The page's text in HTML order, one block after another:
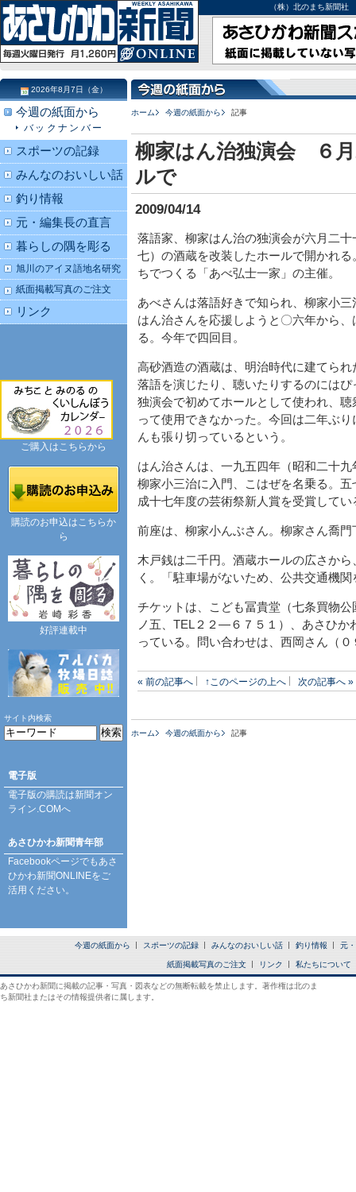
（株）北のまち新聞
ホーム 今週の紙面から 記事
柳家はん治独演会 ６
ルで
2009/04/14
落語家、柳家はん治の独演会が六月二
七）の酒蔵を改装したホールで開かれ
ちでつくる「あべ弘士一家」の主催。
あべさんは落語好きで知られ、柳家小
はん治さんを応援しようと〇六年から
る。今年で四回目。
高砂酒造の酒蔵は、明治時代に建てら
落語を演じたり、聴いたりするのには
独演会で初めてホールとして使われ、
って使用できなかった。今回は二年ぶ
んも張り切っているという。
はん治さんは、一九五四年（昭和二十
柳家小三治に入門、こはぜを名乗る。
成十七年度の芸術祭新人賞を受賞して
前座は、柳家小んぶさん。柳家さん喬門
木戸銭は二千円。酒蔵ホールの広さか
く。「駐車場がないため、公共交通機
チケットは、こども冨貴堂（七条買物
ノ五、TEL２２―６７５１）、あさひ
っている。問い合わせは、西岡さん（
« 前の記事へ ↑このページの上へ 次の記事へ »
ホーム 今週の紙面から 記事
2026年8月7日（金）
今週の紙面から
バックナンバー
スポーツの記録
みんなのおいしい話
釣り情報
元・編集長の直言
暮らしの隅を彫る
旭川のアイヌ語地名研究
紙面掲載写真のご注文
リンク
ご購入はこちらから
購読のお申込はこちらか
ら
好評連載中
サイト内検索
電子版
電子版の購読は新聞オン
ライン.COMへ
あさひかわ新聞青年部
Facebookページでもあさ
ひかわ新聞ONLINEをご
活用ください。
今週の紙面から スポーツの記録 みんなのおいしい話 釣り情報 元
紙面掲載写真のご注文 リンク 私たちについて
あさひかわ新聞に掲載の記事・写真・図表などの無断転載を禁止します。著作権は北のま
ち新聞社またはその情報提供者に属します。